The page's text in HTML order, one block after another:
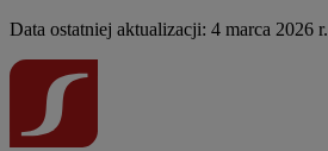
Data ostatniej aktualizacji: 4 marca 2026 r.